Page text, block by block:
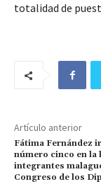
totalidad de
Artículo anterior
Fátima Fernández
número cinco en la
integrantes
Congreso de los